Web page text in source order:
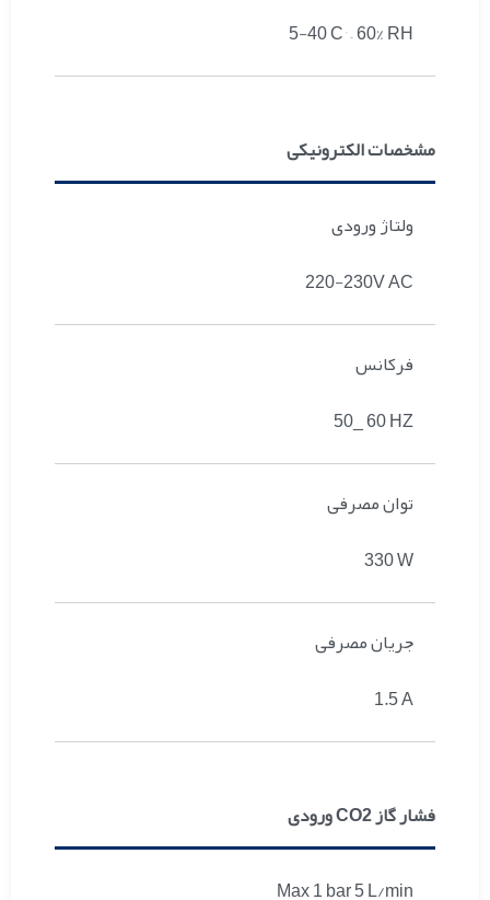
5-40 C° – 60% RH
مشخصات الکترونیکی
ولتاژ ورودی
220-230V AC
فرکانس
50_ 60 HZ
توان مصرفی
330 W
جریان مصرفی
1.5 A
فشار گاز CO2 ورودی
Max 1 bar 5 L/min